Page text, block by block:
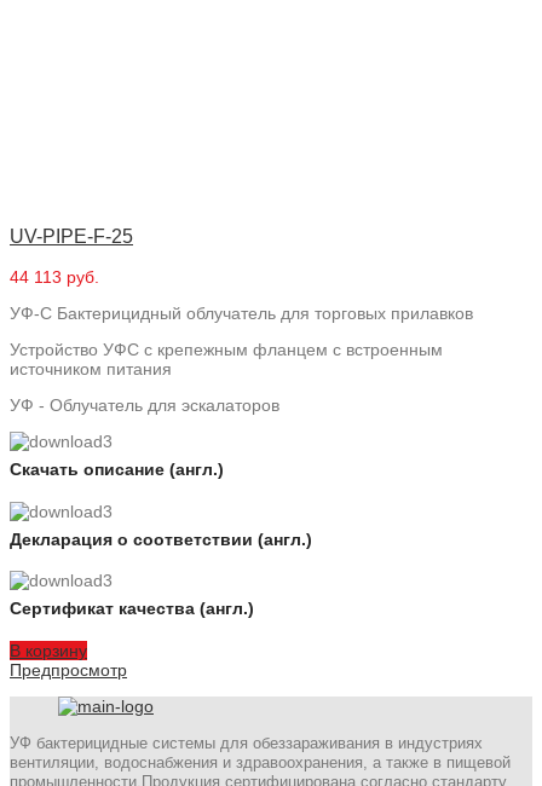
UV-PIPE-F-25
44 113 руб.
УФ-С Бактерицидный облучатель для торговых прилавков
Устройство УФС с крепежным фланцем с встроенным
источником питания
УФ - Облучатель для эскалаторов
Скачать описание (англ.)
Декларация о соответствии (англ.)
Сертификат качества (англ.)
В корзину
Предпросмотр
УФ бактерицидные системы для обеззараживания в индустриях
вентиляции, водоснабжения и здравоохранения, а также в пищевой
промышленности.Продукция сертифицирована согласно стандарту